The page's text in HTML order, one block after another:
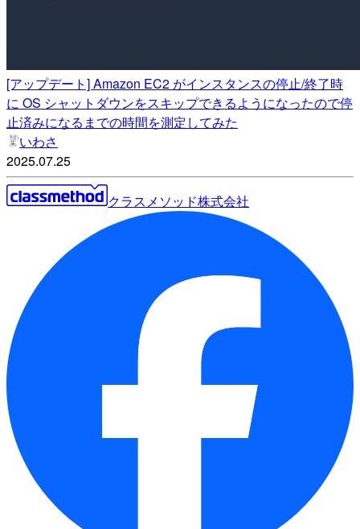
[アップデート] Amazon EC2 がインスタンスの停止/終了時
に OS シャットダウンをスキップできるようになったので停
止済みになるまでの時間を測定してみた
いわさ
2025.07.25
クラスメソッド株式会社